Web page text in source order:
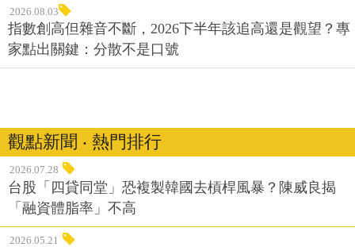
2026.08.03
指數創高但雜音不斷，2026下半年該追高還是觀望？專
家點出關鍵：分散不是口號
觀點新聞 ‧ 熱門排行
2026.07.28
台股「四貸同堂」恐複製韓國去槓桿風暴？陳威良揭
「融資體脂率」不高
2026.05.21